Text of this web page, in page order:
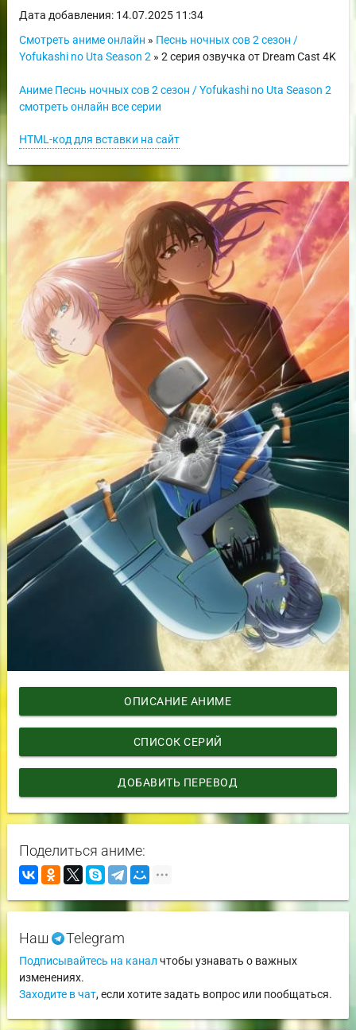
Дата добавления: 14.07.2025 11:34
Смотреть аниме онлайн » Песнь ночных сов 2 сезон /
Yofukashi no Uta Season 2 » 2 серия озвучка от Dream Cast 4K
Аниме Песнь ночных сов 2 сезон / Yofukashi no Uta Season 2
смотреть онлайн все серии
HTML-код для вставки на сайт
ОПИСАНИЕ АНИМЕ
СПИСОК СЕРИЙ
ДОБАВИТЬ ПЕРЕВОД
Поделиться аниме:
Наш Telegram
Подписывайтесь на канал чтобы узнавать о важных
изменениях.
Заходите в чат, если хотите задать вопрос или пообщаться.